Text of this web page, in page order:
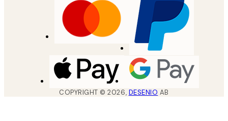
COPYRIGHT ©2026, DESENIO AB